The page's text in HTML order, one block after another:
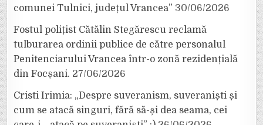
comunei Tulnici, județul Vrancea” 30/06/2026
Fostul polițist Cătălin Stegărescu reclamă
tulburarea ordinii publice de către personalul
Penitenciarului Vrancea într-o zonă rezidențială
din Focșani. 27/06/2026
Cristi Irimia: „Despre suveranism, suveraniști și
cum se atacă singuri, fără să-și dea seama, cei